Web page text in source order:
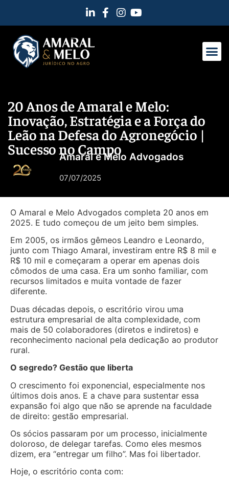
20 Anos de Amaral e Melo:
Inovação, Estratégia e a Força do
Leão na Defesa do Agronegócio |
Sucesso no Campo
Amaral e Melo Advogados
07/07/2025
O Amaral e Melo Advogados completa 20 anos em
2025. E tudo começou de um jeito bem simples.
Em 2005, os irmãos gêmeos Leandro e Leonardo,
junto com Thiago Amaral, investiram entre R$ 8 mil e
R$ 10 mil e começaram a operar em apenas dois
cômodos de uma casa. Era um sonho familiar, com
recursos limitados e muita vontade de fazer
diferente.
Duas décadas depois, o escritório virou uma
estrutura empresarial de alta complexidade, com
mais de 50 colaboradores (diretos e indiretos) e
reconhecimento nacional pela dedicação ao produtor
rural.
O segredo? Gestão que liberta
O crescimento foi exponencial, especialmente nos
últimos dois anos. E a chave para sustentar essa
expansão foi algo que não se aprende na faculdade
de direito: gestão empresarial.
Os sócios passaram por um processo, inicialmente
doloroso, de delegar tarefas. Como eles mesmos
dizem, era “entregar um filho”. Mas foi libertador.
Hoje, o escritório conta com: